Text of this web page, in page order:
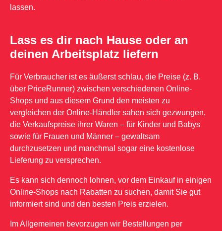
lassen.
Lass es dir nach Hause oder an
deinen Arbeitsplatz liefern
Für Verbraucher ist es äußerst schlau, die Preise (z. B.
über PriceRunner) zwischen verschiedenen Online-
Shops und aus diesem Grund den meisten zu
vergleichen der Online-Händler sahen sich gezwungen,
die Verkaufspreise ihrer Waren – für Kinder und Babys
sowie für Frauen und Männer – gewaltsam
durchzusetzen und manchmal sogar eine kostenlose
Lieferung zu versprechen.
Es kann sich dennoch lohnen, vor dem Einkauf in einigen
Online-Shops nach Rabatten zu suchen, damit Sie gut
informiert sind und den besten Preis erzielen.
Im Allgemeinen bevorzugen wir Bestellungen per